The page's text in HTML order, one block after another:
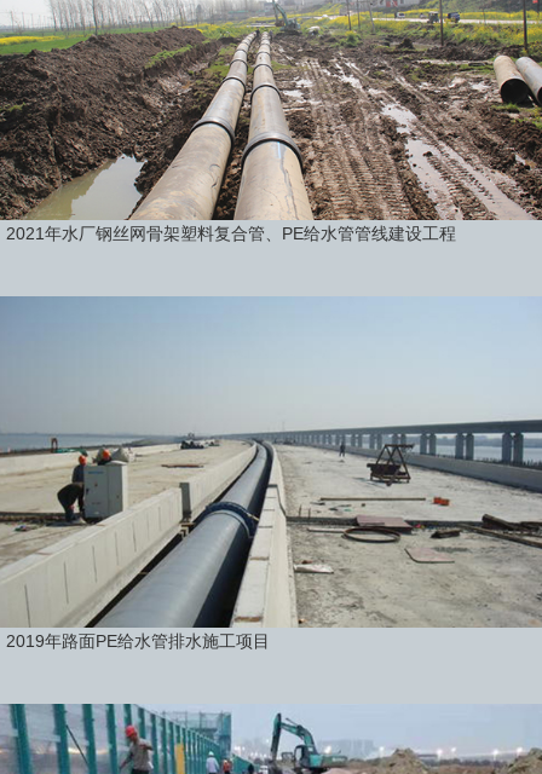
2021年水厂钢丝网骨架塑料复合管、PE给水管管线建设工程
2019年路面PE给水管排水施工项目